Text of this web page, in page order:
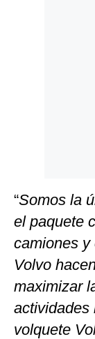
“Somos la
el paquete
camiones y
Volvo
maximizar
actividades
volquete